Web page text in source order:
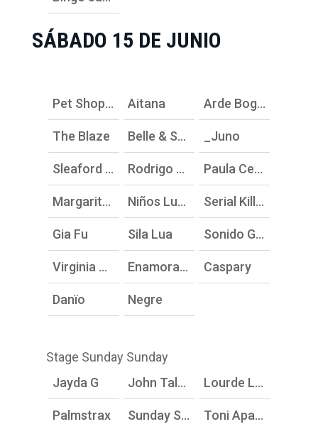
SÁBADO 15 DE JUNIO
Pet Shop Boys Aitana Arde Bogotá
The Blaze Belle & Sebastian _Juno
Sleaford Mods Rodrigo Cuevas Paula Cendejas
Margarita Quebrada Niños Luchando Serial Killerz
Gia Fu Sila Lua Sonido Gallo Negro
Virginia Díaz DJ Enamorados Caspary
Danïo Negre
Stage Sunday Sunday
Jayda G
John Talabot Lourde Lourdes
Palmstrax Sunday Sunday DJs Toni Aparisi